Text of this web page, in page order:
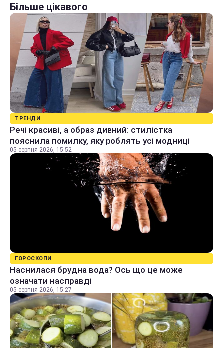
Більше цікавого
ТРЕНДИ
Речі красиві, а образ дивний: стилістка
пояснила помилку, яку роблять усі модниці
05 серпня 2026, 15:52
ГОРОСКОПИ
Наснилася брудна вода? Ось що це може
означати насправді
05 серпня 2026, 15:27